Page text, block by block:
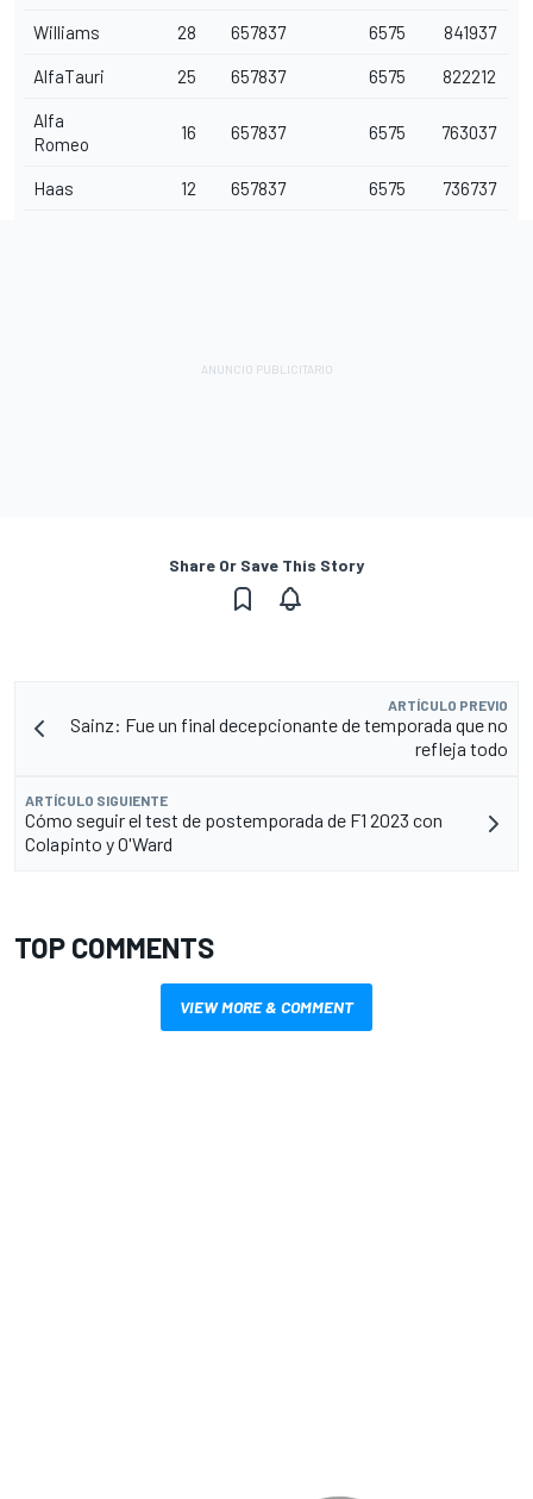
Williams 28 657837 6575 841937
AlfaTauri 25 657837 6575 822212
Alfa
Romeo
16 657837 6575 763037
Haas 12 657837 6575 736737
Share Or Save This Story
ARTÍCULO PREVIO
Sainz: Fue un final decepcionante de temporada que no
refleja todo
ARTÍCULO SIGUIENTE
Cómo seguir el test de postemporada de F1 2023 con
Colapinto y O'Ward
TOP COMMENTS
VIEW MORE & COMMENT